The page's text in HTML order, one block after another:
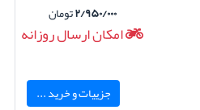
۲/۹۵۰/۰۰۰تومان
امکان ارسال روزانه
جزییات و خرید ...